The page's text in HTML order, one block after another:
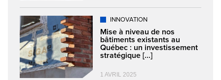
INNOVATION
Mise à niveau de nos
bâtiments existants au
Québec : un investissement
stratégique [...]
1 AVRIL 2025